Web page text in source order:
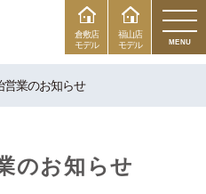
福山店
モデル
倉敷店
モデル
MENU
営業のお知らせ
のお知らせ